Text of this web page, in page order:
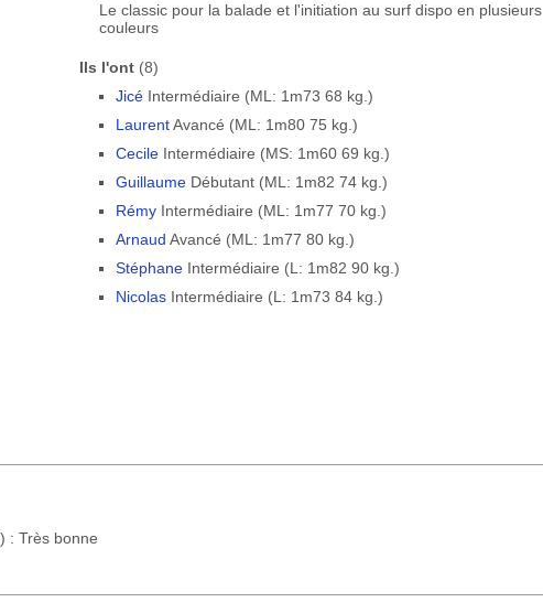
Le classic pour la balade et l'initiation au surf dispo en plusieurs
couleurs
Ils l'ont(8)
JicéIntermédiaire (ML: 1m73 68 kg.)
LaurentAvancé (ML: 1m80 75 kg.)
CecileIntermédiaire (MS: 1m60 69 kg.)
GuillaumeDébutant (ML: 1m82 74 kg.)
RémyIntermédiaire (ML: 1m77 70 kg.)
Arnaud Avancé (ML: 1m77 80 kg.)
StéphaneIntermédiaire (L: 1m82 90 kg.)
NicolasIntermédiaire (L: 1m73 84 kg.)
: Très bonne